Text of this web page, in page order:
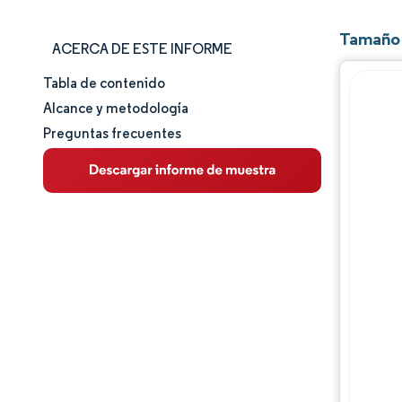
ACERCA DE ESTE INFORME
Tamaño y cuota de mercado
Análisis de mercado
Tendencias e ideas
Tabla de contenido
Alcance y metodología
Preguntas frecuentes